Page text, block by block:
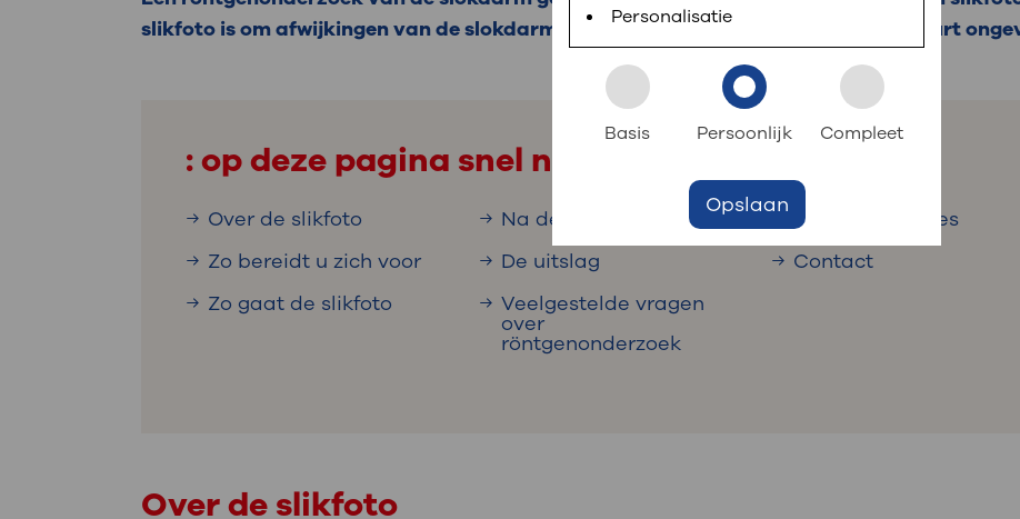
Uw bezoek aan OLVG
Uw verblijf in OLVG
Werken bij OLVG
steeds verder uit, zodat u zelf meer digitaal kunt regelen. Met MijnOLVG kunnen
we u sneller helpen.
slikfoto is om afwijkingen van de slokdarm in beeld te brengen. Het onderzoek duurt
: op deze pagina snel naar
Over de slikfoto
Zo bereidt u zich voor
Zo gaat de slikfoto
Na de slikfoto
De uitslag
Veelgestelde vragen
over
röntgenonderzoek
Nuttige websites
Contact
Over de slikfoto
Personalisatie
Basis Persoonlijk Compleet
Opslaan